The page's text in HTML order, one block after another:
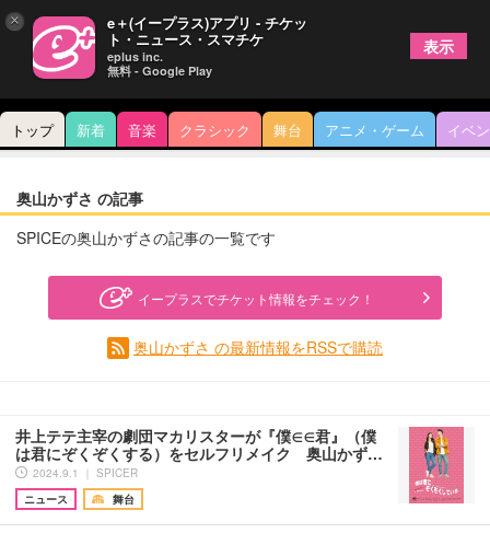
トップ 新着 音楽 クラシック 舞台 アニメ・ゲーム イベ
奥山かずさ の記事
SPICEの奥山かずさの記事の一覧です
イープラスでチケット情報をチェック！
奥山かずさ の最新情報をRSSで購読
井上テテ主宰の劇団マカリスターが『僕∈∈君』（僕
は君にぞくぞくする）をセルフリメイク 奥山かず…
2024.9.1 ｜ SPICER
ニュース
舞台
× e＋(イープラス)アプリ - チケッ
ト・ニュース・スマチケ
eplus inc.
無料 - Google Play
表示